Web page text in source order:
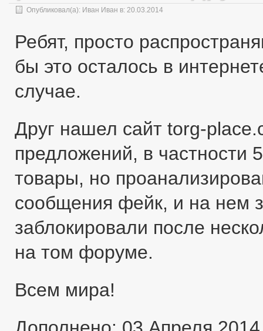
Опубликовал(а): Иван Иван в: 20.03.2014
Ребят, просто
бы это осталось в
случае.
Друг нашел сайт torg-
предложений, в частности
товары, но
сообщения фейк, и на нем
заблокировали после
на том форуме.
Всем мира!